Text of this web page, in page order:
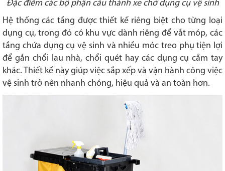
Đặc điểm các bộ phận cấu thành xe chở dụng cụ vệ sinh
Hệ thống các tầng được thiết kế riêng biệt cho từng loại
dụng cụ, trong đó có khu vực dành riêng để vắt móp, các
tầng chứa dụng cụ vệ sinh và nhiều móc treo phụ tiện lợi
để gắn chổi lau nhà, chổi quét hay các dụng cụ cầm tay
khác. Thiết kế này giúp việc sắp xếp và vận hành công việc
vệ sinh trở nên nhanh chóng, hiệu quả và an toàn hơn.